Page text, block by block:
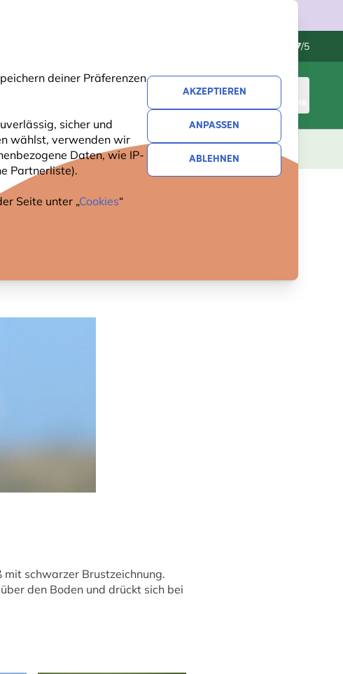
deiner Präferenzen
sicher und
wählst, verwenden wir
Daten, wie IP-
Partnerliste).
Seite unter „Cookies“
AKZEPTIEREN
ANPASSEN
ABLEHNEN
4.7/5
WARENKORB
GESCHENKE NEUHEITEN ANGEBOTE
schwarzer Brustzeichnung.
den Boden und drückt sich bei